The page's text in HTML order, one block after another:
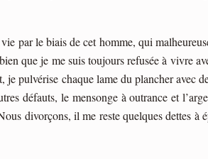
par le biais de cet homme, qui
que je me suis toujours refusée à vivre
je pulvérise chaque lame du plancher avec
défauts, le mensonge à outrance et
divorçons, il me reste quelques dettes